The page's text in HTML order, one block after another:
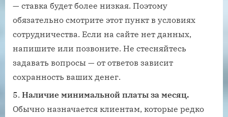
— ставка будет более низкая. Поэтому
обязательно смотрите этот пункт в условиях
сотрудничества. Если на сайте нет данных,
напишите или позвоните. Не стесняйтесь
задавать вопросы — от ответов зависит
сохранность ваших денег.
Наличие минимальной платы за месяц.
Обычно назначается клиентам, которые редко